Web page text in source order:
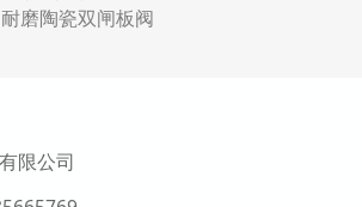
磨陶瓷双闸板阀
限公司